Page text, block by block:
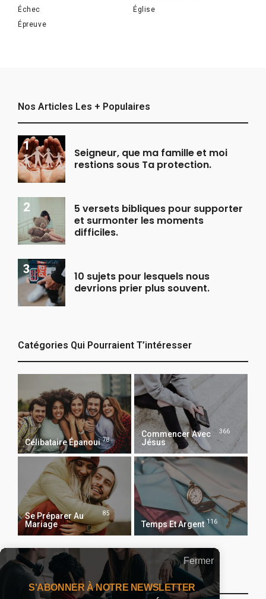
Échec
Église
Épreuve
Nos Articles Les + Populaires
Seigneur, que ma famille et moi
restions sous Ta protection.
5 versets bibliques pour supporter
et surmonter les moments
difficiles.
10 sujets pour lesquels nous
devrions prier plus souvent.
Catégories Qui Pourraient T’intéresser
Célibataire Épanoui 78
Commencer Avec
Jésus
366
Se Préparer Au
Mariage
85
Temps Et Argent 116
Recevoir Notre Newsletter Chaque Matin
Fermer
S'ABONNER À NOTRE NEWSLETTER